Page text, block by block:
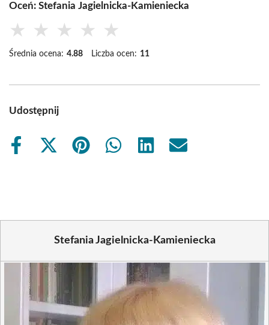
Oceń: Stefania Jagielnicka-Kamieniecka
★ ★ ★ ★ ★
Średnia ocena: 4.88 Liczba ocen: 11
Udostępnij
Share
Share
Share
Share
Share
Share
Stefania Jagielnicka-Kamieniecka